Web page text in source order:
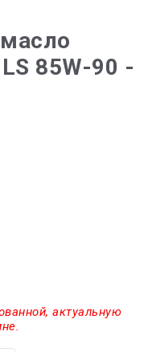
85W-90 -
актуальную